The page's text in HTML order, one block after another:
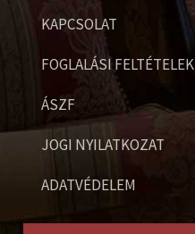
KAPCSOLAT
FOGLALÁSI FELTÉTELEK
ÁSZF
JOGI NYILATKOZAT
ADATVÉDELEM